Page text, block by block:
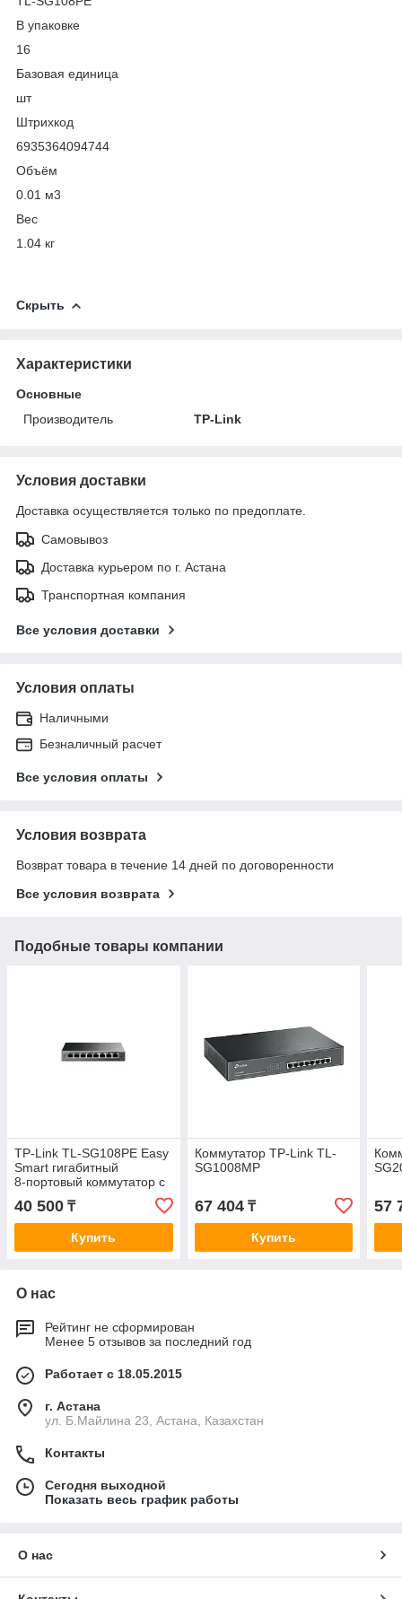
В упаковке
16
Базовая единица
шт
Штрихкод
6935364094744
Объём
0.01 м3
Вес
1.04 кг
Скрыть
Характеристики
Основные
Производитель
TP-Link
Условия доставки
Доставка осуществляется только по предоплате.
Самовывоз
Доставка курьером по г. Астана
Транспортная компания
Все условия доставки
Условия оплаты
Наличными
Безналичный расчет
Все условия оплаты
Условия возврата
Возврат товара в течение 14 дней по договоренности
Все условия возврата
Подобные товары компании
TP-Link TL-SG108PE Easy
Smart гигабитный
8‑портовый коммутатор с
4 портами PoE
40 500 ₸
Купить
Коммутатор TP-Link TL-
SG1008MP
67 404₸
Купить
57
О нас
Рейтинг не сформирован
Менее 5 отзывов за последний год
Работает с 18.05.2015
г. Астана
ул. Б.Майлина 23, Астана, Казахстан
Контакты
Сегодня выходной
Показать весь график работы
О нас